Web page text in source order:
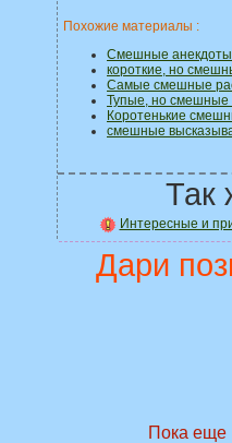
Похожие материалы :
Смешные анекдоты
короткие, но
Самые смешные
Тупые, но смешные
Коротенькие
смешные
Так
Интересные и
Дари
Пока еще